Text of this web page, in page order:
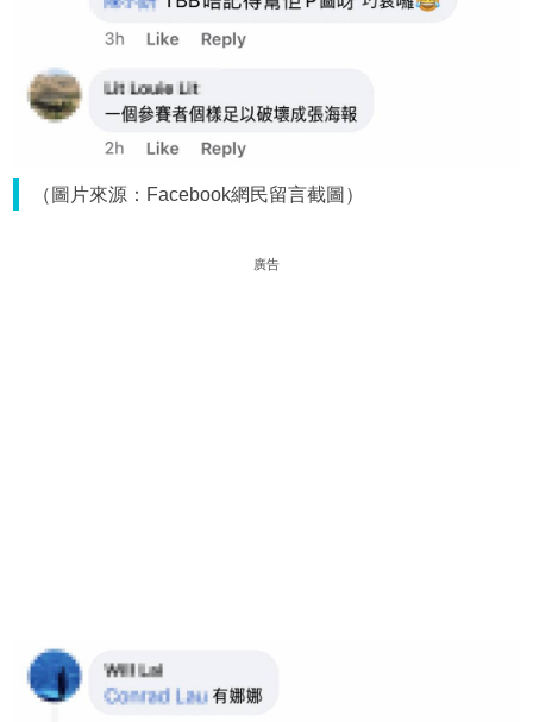
（圖片來源：Facebook網民留言截圖）
廣告